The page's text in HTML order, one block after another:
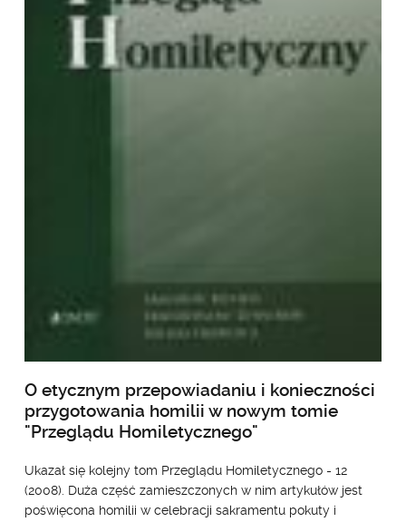
O etycznym przepowiadaniu i konieczności
przygotowania homilii w nowym tomie
"Przeglądu Homiletycznego"
Ukazał się kolejny tom Przeglądu Homiletycznego - 12
(2008). Duża część zamieszczonych w nim artykułów jest
poświęcona homilii w celebracji sakramentu pokuty i